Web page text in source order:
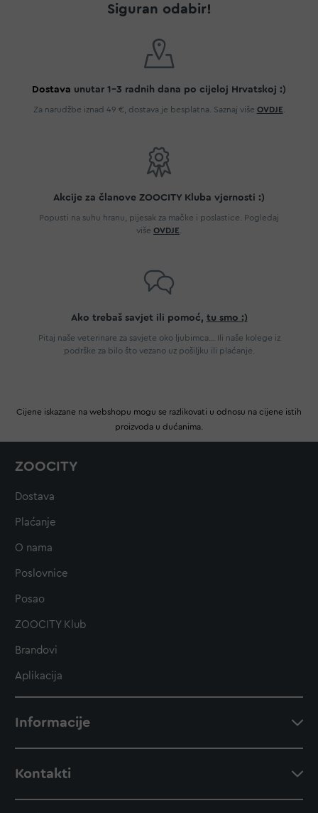
Siguran odabir!
Dostava unutar 1-3 radnih dana po cijeloj Hrvatskoj :)
Za narudžbe iznad 49 €, dostava je besplatna. Saznaj više OVDJE
Akcije za članove ZOOCITY Kluba vjernosti :)
Popusti na suhu hranu, pijesak za mačke i poslastice. Pogledaj
više OVDJE
Ako trebaš savjet ili pomoć, tu smo :)
Pitaj naše veterinare za savjete oko ljubimca... Ili naše kolege iz
podrške za bilo što vezano uz pošiljku ili plaćanje.
Cijene iskazane na webshopu mogu se razlikovati u odnosu na cijene istih
proizvoda u dućanima.
ZOOCITY
Dostava
Plaćanje
O nama
Poslovnice
Posao
ZOOCITY Klub
Brandovi
Aplikacija
Informacije
Kontakti